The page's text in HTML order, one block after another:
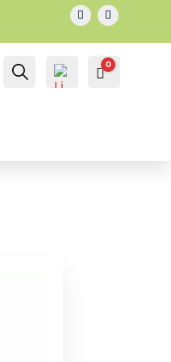
IL MIO
ACCOUNT
Cerca... Carrello
0